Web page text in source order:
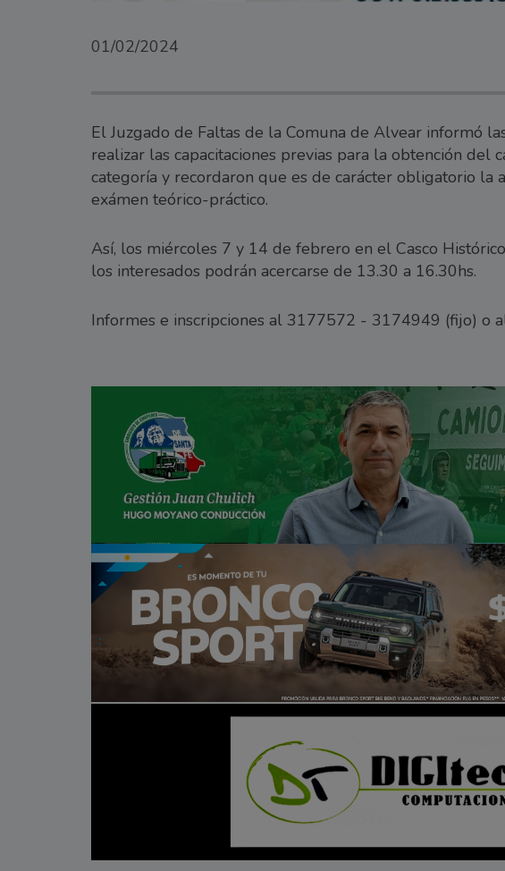
01/02/2024
El Juzgado de Faltas de la Comuna de Alvear informó
realizar las capacitaciones previas para la obtención del
categoría y recordaron que es de carácter obligatorio la
exámen teórico-práctico.
Así, los miércoles 7 y 14 de febrero en el Casco
los interesados podrán acercarse de 13.30 a 16.30hs.
Informes e inscripciones al 3177572 - 3174949 (fijo) o